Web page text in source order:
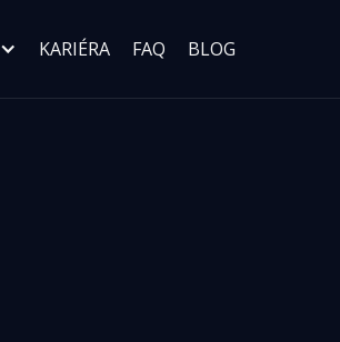
KARIÉRA FAQ BLOG